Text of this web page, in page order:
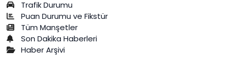
Trafik Durumu
Puan Durumu ve Fikstür
Tüm Manşetler
Son Dakika Haberleri
Haber Arşivi